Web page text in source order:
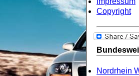
Copyright
Nordrhein